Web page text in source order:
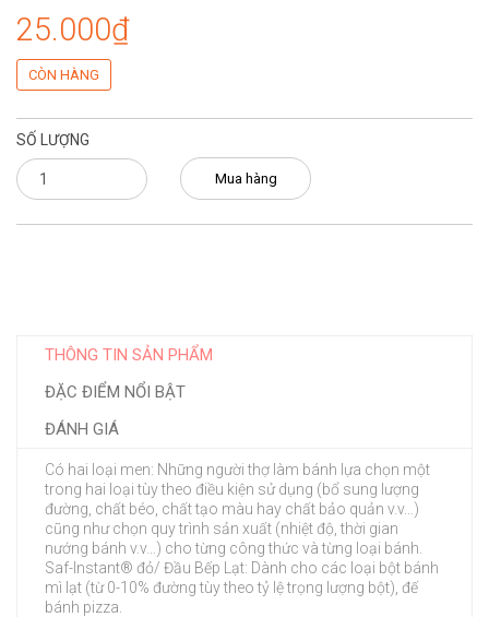
25.000₫
CÒN HÀNG
SỐ LƯỢNG
Mua hàng
THÔNG TIN SẢN PHẨM
ĐẶC ĐIỂM NỔI BẬT
ĐÁNH GIÁ
Có hai loại men: Những người thợ làm bánh lựa chọn một
trong hai loại tùy theo điều kiện sử dụng (bổ sung lượng
đường, chất béo, chất tạo màu hay chất bảo quản v.v…)
cũng như chọn quy trình sản xuất (nhiệt độ, thời gian
nướng bánh v.v…) cho từng công thức và từng loại bánh.
Saf-Instant® đỏ/ Đầu Bếp Lạt: Dành cho các loại bột bánh
mì lạt (từ 0-10% đường tùy theo tỷ lệ trọng lượng bột), đế
bánh pizza.